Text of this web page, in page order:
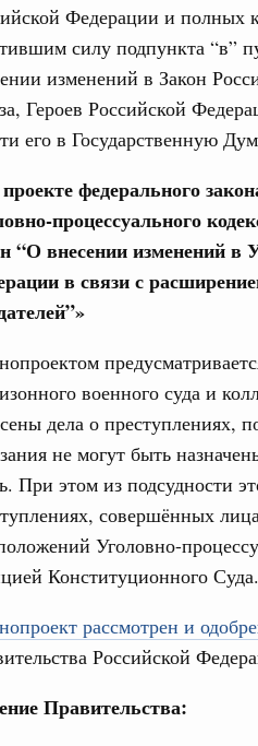
Федерации и полных
силу подпункта “в”
изменений в Закон
Героев Российской
его в Государственную
федерального
процессуального
“О внесении изменений в
в связи с
военного суда и
дела о преступлениях,
не могут быть
При этом из подсудности
совершённых
Уголовно-
Конституционного Суда.
рассмотрен и
Российской
Правительства:
11 июня, четверг
(2026 год,
прохождения предприятиями
3 июня, среда
(2026 год,
28 мая, четверг
(2026 год,
государственных
21 мая, четверг
(2026 год,